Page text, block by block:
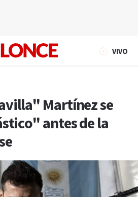
VIVO
Martínez se
antes de la